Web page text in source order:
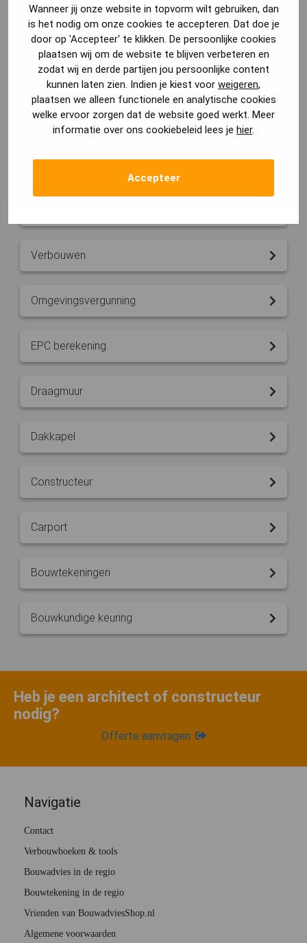
Wanneer jij onze website in topvorm wilt gebruiken, dan
is het nodig om onze cookies te accepteren. Dat doe je
door op 'Accepteer' te klikken. De persoonlijke cookies
plaatsen wij om de website te blijven verbeteren en
zodat wij en derde partijen jou persoonlijke content
kunnen laten zien. Indien je kiest voor weigeren,
plaatsen we alleen functionele en analytische cookies
welke ervoor zorgen dat de website goed werkt. Meer
informatie over ons cookiebeleid lees je hier.
Accepteer
Onderhoud woning
Aannemer
Verbouwkosten
Bouwkundig tekenaar
Verbouwen
Omgevingsvergunning
EPC berekening
Draagmuur
Dakkapel
Constructeur
Carport
Bouwtekeningen
Bouwkundige keuring
Heb je een architect of constructeur
nodig?
Offerte aanvragen
Navigatie
Contact
Verbouwboeken & tools
Bouwadvies in de regio
Bouwtekening in de regio
Vrienden van BouwadviesShop.nl
Algemene voorwaarden